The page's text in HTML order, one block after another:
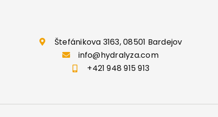
Štefánikova 3163, 08501 Bardejov
info@hydralyza.com
+421 948 915 913